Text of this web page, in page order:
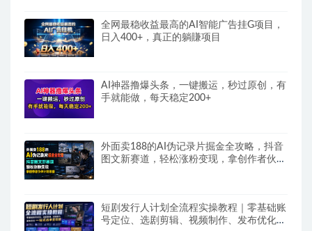
全网最稳收益最高的AI智能广告挂G项目，
日入400+，真正的躺賺项目
AI神器撸爆头条，一键搬运，秒过原创，有
手就能做，每天稳定200+
外面卖188的AI伪记录片掘金全攻略，抖音
图文新赛道，轻松涨粉变现，拿创作者伙伴
短剧发行人计划全流程实操教程｜零基础账
号定位、选剧剪辑、视频制作、发布优化一